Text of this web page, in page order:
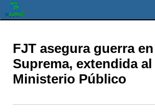
FJT asegura guerra
Suprema, extendida al
Ministerio Público